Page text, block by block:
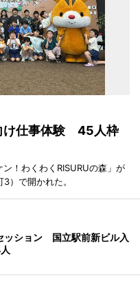
け仕事体験 45人枠
！わくわくRISURUの森」が
）で開かれた。
ッション 国立駅前新ビル入